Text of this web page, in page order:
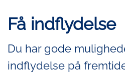
Få indflydelse
Du har gode
indflydelse på